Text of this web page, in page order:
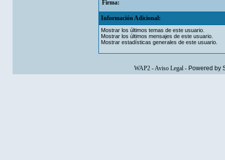
Firma:
Información Adicional:
Mostrar los últimos temas de este usuario.
Mostrar los últimos mensajes de este usuario.
Mostrar estadísticas generales de este usuario.
WAP2-Aviso Legal- Powered by